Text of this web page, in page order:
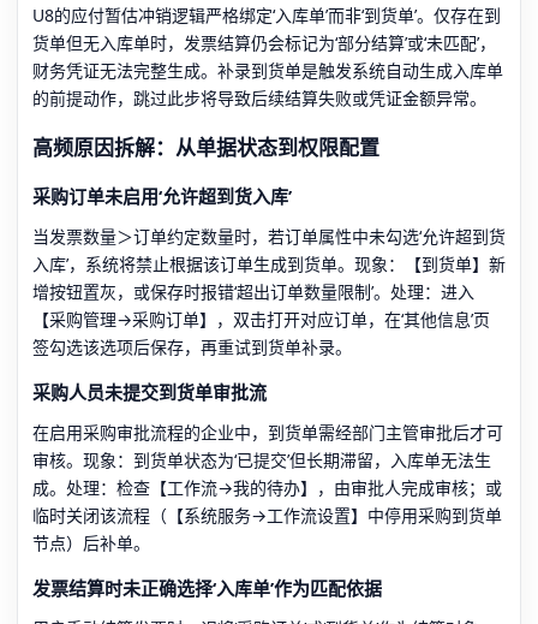
U8的应付暂估冲销逻辑严格绑定‘入库单’而非‘到货单’。仅存在到
货单但无入库单时，发票结算仍会标记为‘部分结算’或‘未匹配’，
财务凭证无法完整生成。补录到货单是触发系统自动生成入库单
的前提动作，跳过此步将导致后续结算失败或凭证金额异常。
高频原因拆解：从单据状态到权限配置
采购订单未启用‘允许超到货入库’
当发票数量＞订单约定数量时，若订单属性中未勾选‘允许超到货
入库’，系统将禁止根据该订单生成到货单。现象：【到货单】新
增按钮置灰，或保存时报错‘超出订单数量限制’。处理：进入
【采购管理→采购订单】，双击打开对应订单，在‘其他信息’页
签勾选该选项后保存，再重试到货单补录。
采购人员未提交到货单审批流
在启用采购审批流程的企业中，到货单需经部门主管审批后才可
审核。现象：到货单状态为‘已提交’但长期滞留，入库单无法生
成。处理：检查【工作流→我的待办】，由审批人完成审核；或
临时关闭该流程（【系统服务→工作流设置】中停用采购到货单
节点）后补单。
发票结算时未正确选择‘入库单’作为匹配依据